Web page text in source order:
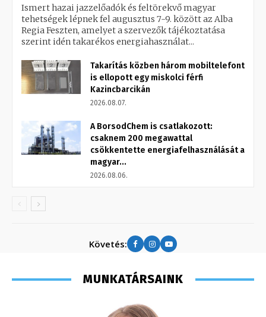
Ismert hazai jazzelőadók és feltörekvő magyar
tehetségek lépnek fel augusztus 7-9. között az Alba
Regia Feszten, amelyet a szervezők tájékoztatása
szerint idén takarékos energiahasználat...
Takarítás közben három mobiltelefont
is ellopott egy miskolci férfi
Kazincbarcikán
2026.08.07.
A BorsodChem is csatlakozott:
csaknem 200 megawattal
csökkentette energiafelhasználását a
magyar...
2026.08.06.
Követés:
MUNKATÁRSAINK